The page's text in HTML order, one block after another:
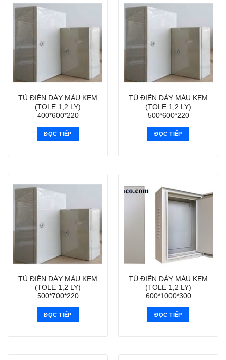
TỦ ĐIỆN DÀY MÀU KEM
(TOLE 1,2 LY)
400*600*220
ĐỌC TIẾP
TỦ ĐIỆN DÀY MÀU KEM
(TOLE 1,2 LY)
500*600*220
ĐỌC TIẾP
TỦ ĐIỆN DÀY MÀU KEM
(TOLE 1,2 LY)
500*700*220
ĐỌC TIẾP
TỦ ĐIỆN DÀY MÀU KEM
(TOLE 1,2 LY)
600*1000*300
ĐỌC TIẾP